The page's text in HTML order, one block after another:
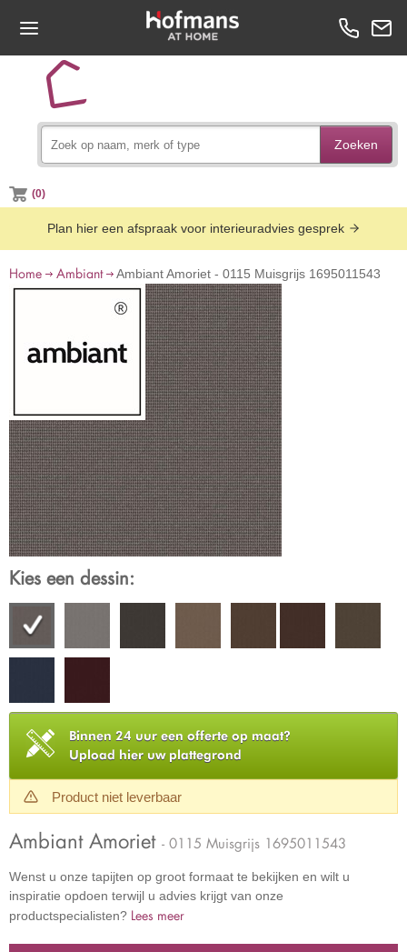
Zoeken
(0)
Plan hier een afspraak voor interieuradvies gesprek
Home Ambiant Ambiant Amoriet - 0115 Muisgrijs 1695011543
Kies een dessin:
Binnen 24 uur een offerte op maat?
Upload hier uw plattegrond
Product niet leverbaar
Ambiant Amoriet - 0115 Muisgrijs 1695011543
Wenst u onze tapijten op groot formaat te bekijken en wilt u
inspiratie opdoen terwijl u advies krijgt van onze
productspecialisten? Lees meer